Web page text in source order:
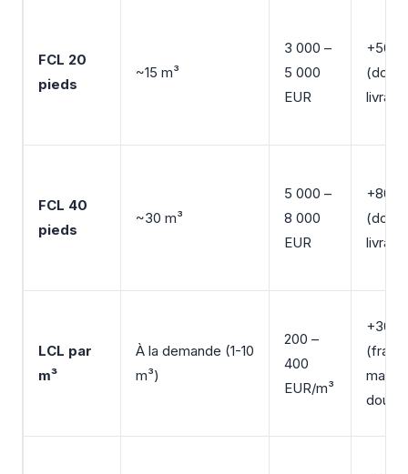
FCL 20
pieds
~15 m³
3 000 –
5 000
EUR
+500-
FCL 40
pieds
~30 m³
5 000 –
8 000
EUR
+800-
LCL par
m³
À la demande (1-10
m³)
200 –
400
EUR/m³
+300-
(frais